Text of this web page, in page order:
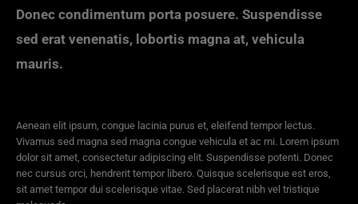
Donec condimentum porta posuere. Suspendisse
sed erat venenatis, lobortis magna at, vehicula
mauris.
Aenean elit ipsum, congue lacinia purus et, eleifend tempor lectus.
Vivamus sed magna sed magna congue vehicula et ac mi. Lorem ipsum
dolor sit amet, consectetur adipiscing elit. Suspendisse potenti. Donec
nec cursus orci, hendrerit tempor libero. Quisque scelerisque est eros,
sit amet tempor dui scelerisque vitae. Sed placerat nibh vel tristique